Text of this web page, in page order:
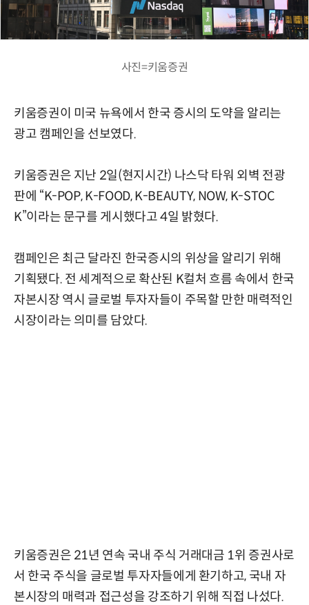
사진=키움증권
키움증권이 미국 뉴욕에서 한국 증시의 도약을 알리는
광고 캠페인을 선보였다.
키움증권은 지난 2일(현지시간) 나스닥 타워 외벽 전광
판에 “K-POP, K-FOOD, K-BEAUTY, NOW, K-STOC
K”이라는 문구를 게시했다고 4일 밝혔다.
캠페인은 최근 달라진 한국증시의 위상을 알리기 위해
기획됐다. 전 세계적으로 확산된 K컬처 흐름 속에서 한국
자본시장 역시 글로벌 투자자들이 주목할 만한 매력적인
시장이라는 의미를 담았다.
키움증권은 21년 연속 국내 주식 거래대금 1위 증권사로
서 한국 주식을 글로벌 투자자들에게 환기하고, 국내 자
본시장의 매력과 접근성을 강조하기 위해 직접 나섰다.